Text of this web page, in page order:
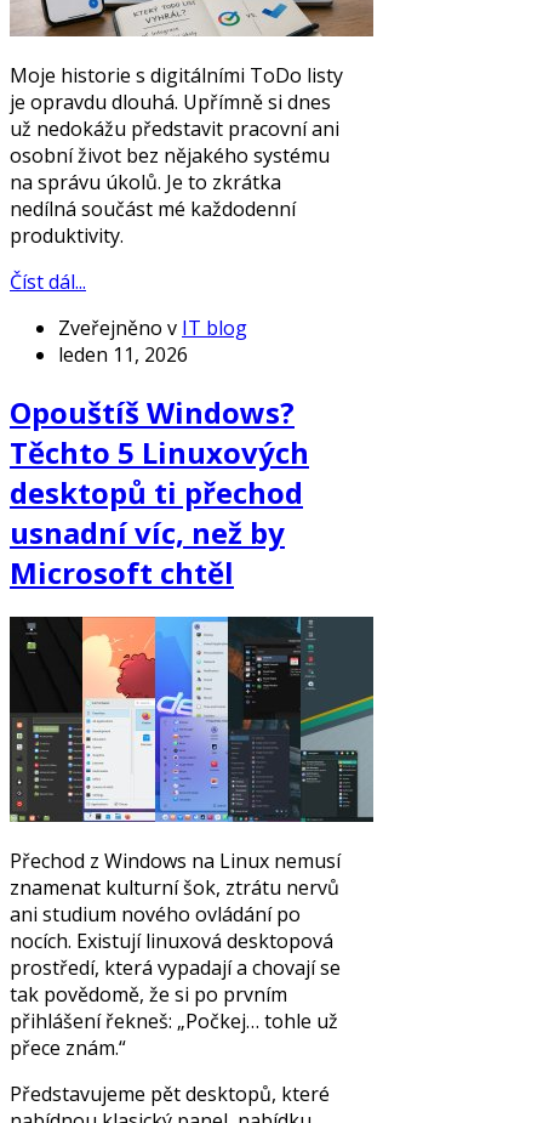
Moje historie s digitálními ToDo listy
je opravdu dlouhá. Upřímně si dnes
už nedokážu představit pracovní ani
osobní život bez nějakého systému
na správu úkolů. Je to zkrátka
nedílná součást mé každodenní
produktivity.
Číst dál...
Zveřejněno v IT blog
leden 11, 2026
Opouštíš Windows?
Těchto 5 Linuxových
desktopů ti přechod
usnadní víc, než by
Microsoft chtěl
Přechod z Windows na Linux nemusí
znamenat kulturní šok, ztrátu nervů
ani studium nového ovládání po
nocích. Existují linuxová desktopová
prostředí, která vypadají a chovají se
tak povědomě, že si po prvním
přihlášení řekneš: „Počkej… tohle už
přece znám.“
Představujeme pět desktopů, které